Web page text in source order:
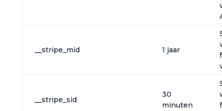
__stripe_mid 1 jaar
__stripe_sid
30
minuten